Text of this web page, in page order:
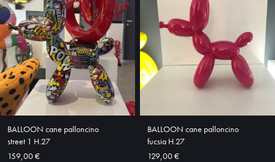
HOME
ABOUT
SHOP
BALLOON cane palloncino
street 1 H.27
159,00 €
BALLOON cane palloncino
fucsia H.27
129,00 €